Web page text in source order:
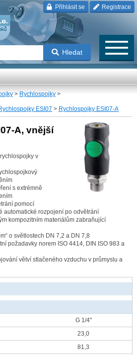
Přihlásit se Registrace
Hledat
> Rychlospojky >
ESI07 > Rychlospojky ESI07-A
A, vnější
v
s extrémně
pomocí
automatické rozpojení po odvětrání
kompozitním materiálům zabraňující
o světlostech DN 7,2 a DN 7,8
požadavky norem ISO 4414, DIN ISO 983 a
větví stlačeného vzduchu v průmyslu a
G 1/4"
23,0
81,3